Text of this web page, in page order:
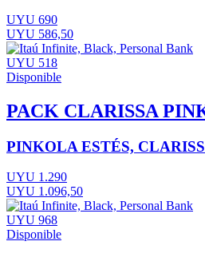
UYU 690
UYU 586,50
UYU 518
Disponible
PACK CLARISSA
PINKOLA ESTÉS,
UYU 1.290
UYU 1.096,50
UYU 968
Disponible